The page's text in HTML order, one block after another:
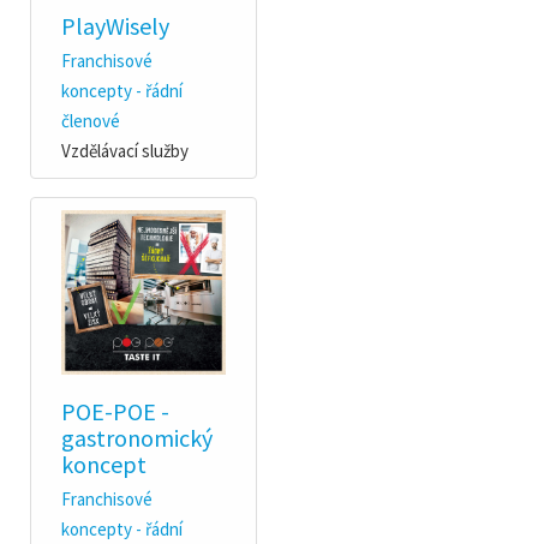
PlayWisely
Franchisové
koncepty - řádní
členové
Vzdělávací služby
POE-POE -
gastronomický
koncept
Franchisové
koncepty - řádní